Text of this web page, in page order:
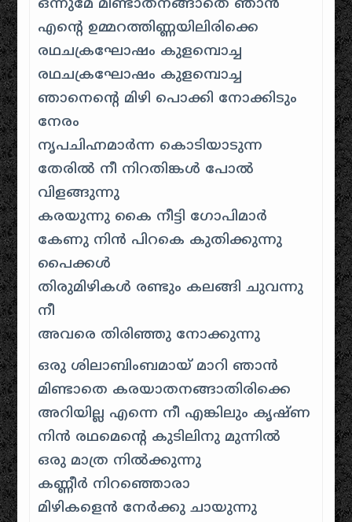
ഒന്നുമേ മിണ്ടാതനങ്ങാതെ ഞാന്‍
എന്‍റെ ഉമ്മറത്തിണ്ണയിലിരിക്കെ
രഥചക്രഘോഷം കുളമ്പൊച്ച
രഥചക്രഘോഷം കുളമ്പൊച്ച
ഞാനെന്‍റെ മിഴി പൊക്കി നോക്കിടും
നേരം
നൃപചിഹ്നമാര്‍ന്ന കൊടിയാടുന്ന
തേരില്‍ നീ നിറതിങ്കള്‍ പോല്‍
വിളങ്ങുന്നു
കരയുന്നു കൈ നീട്ടി ഗോപിമാർ
കേണു നിന്‍ പിറകെ കുതിക്കുന്നു
പൈക്കള്‍
തിരുമിഴികള്‍ രണ്ടും കലങ്ങി ചുവന്നു
നീ
അവരെ തിരിഞ്ഞു നോക്കുന്നു
ഒരു ശിലാബിംബമായ്‌ മാറി ഞാന്‍
മിണ്ടാതെ കരയാതനങ്ങാതിരിക്കെ
അറിയില്ല എന്നെ നീ എങ്കിലും കൃഷ്ണ
നിന്‍ രഥമെന്റെ കുടിലിനു മുന്നില്‍
ഒരു മാത്ര നില്‍ക്കുന്നു
കണ്ണീര്‍ നിറഞ്ഞൊരാ
മിഴികളെന്‍ നേര്‍ക്കു ചായുന്നു